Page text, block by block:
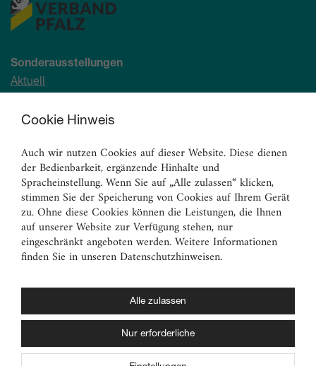
Sonderausstellungen
Aktuell
Archiv
Ständige Sammlung
Malerei
Skulpturen
Graphik
Angewandte Kunst
für Kinder und Jugendliche
pädagogische Fortbildung
Cookie Hinweis
Auch wir nutzen Cookies auf dieser Website. Diese dienen
der Bedienbarkeit, ergänzende Hinhalte und
Spracheinstellung. Wenn Sie auf „Alle zulassen“ klicken,
stimmen Sie der Speicherung von Cookies auf Ihrem Gerät
zu. Ohne diese Cookies können die Leistungen, die Ihnen
auf unserer Website zur Verfügung stehen, nur
eingeschränkt angeboten werden. Weitere Informationen
finden Sie in unseren Datenschutzhinweisen.
Alle zulassen
Nur erforderliche